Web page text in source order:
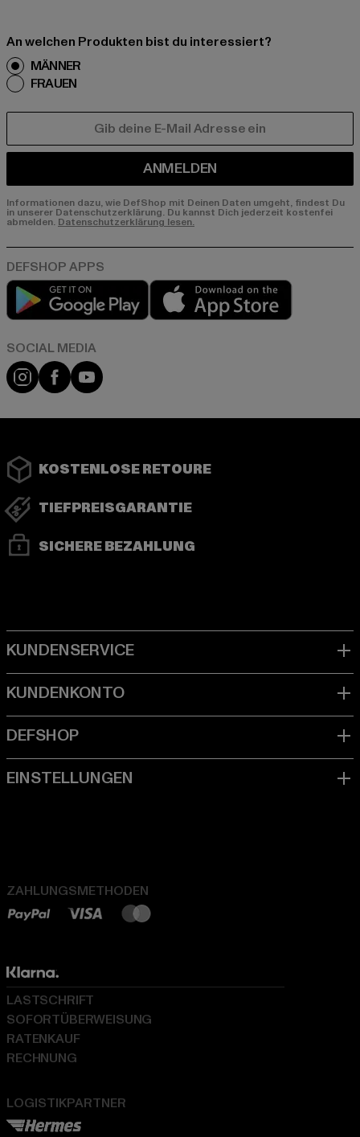
An welchen Produkten bist du interessiert?
MÄNNER
FRAUEN
ANMELDEN
Informationen dazu, wie DefShop mit Deinen Daten umgeht, findest Du
in unserer Datenschutzerklärung. Du kannst Dich jederzeit kostenfei
abmelden. Datenschutzerklärung lesen.
Play market
Instagram
FacebookYouTube
KOSTENLOSE RETOURE
TIEFPREISGARANTIE
SICHERE BEZAHLUNG
ZAHLUNGSMETHODEN
LOGISTIKPARTNER
LASTSCHRIFT
SOFORTÜBERWEISUNG
RATENKAUF
RECHNUNG